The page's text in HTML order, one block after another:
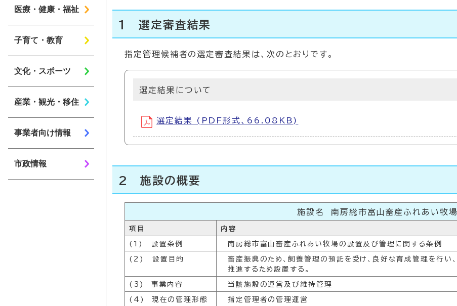
医療・健康・福祉
子育て・教育
文化・スポーツ
産業・観光・移住
事業者向け情報
市政情報
1 選定審査結果
指定管理候補者の選定審査結果は、次のとおりです。
選定結果について
選定結果 (PDF形式、66.08KB)
2 施設の概要
施設名 南房総市富山畜産ふれあい牧場
項目 内容
(1) 設置条例 南房総市富山畜産ふれあい牧場の設置及び管理に関する条例
(2) 設置目的
畜産振興のため、飼養管理の預託を受け、良好な育成管理を行い
推進するため設置する。
(3) 事業内容 当該施設の運営及び維持管理
(4) 現在の管理形態 指定管理者の管理運営